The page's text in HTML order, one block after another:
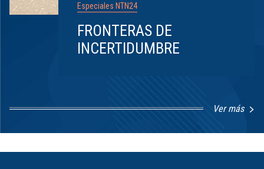
Especiales NTN24
FRONTERAS DE
INCERTIDUMBRE
Ver más
8